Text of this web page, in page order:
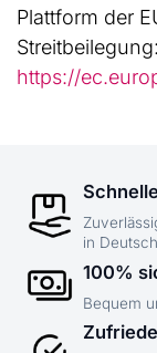
Plattform der
Streitbeilegung:
https://
in
100%
Bequem